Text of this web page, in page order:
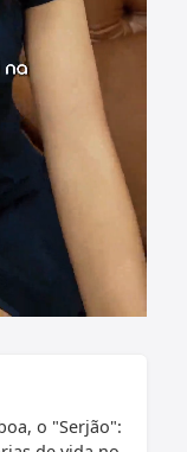
o "Serjão":